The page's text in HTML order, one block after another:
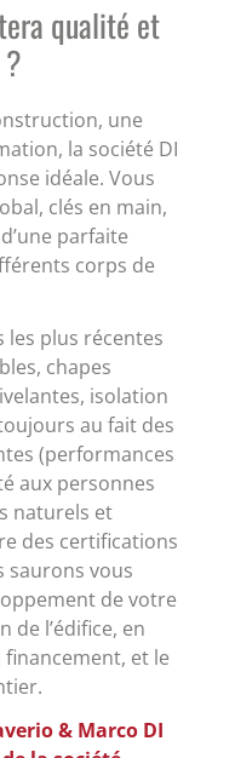
qualité et
une
la société DI
idéale. Vous
clés en main,
parfaite
corps de
les plus récentes
chapes
isolation
au fait des
(performances
aux personnes
naturels et
des certifications
saurons vous
de votre
de l’édifice, en
et le
& Marco DI